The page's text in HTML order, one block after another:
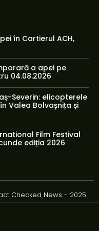
în Cartierul ACH,
a apei pe
04.08.2026
Severin: elicopterele
Valea Bolvașnița și
Film Festival
ediția 2026
Checked News - 2025